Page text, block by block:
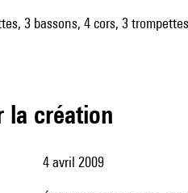
3 bassons, 4 cors, 3
la création
4 avril 2009